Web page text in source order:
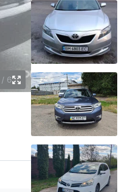
/ 6